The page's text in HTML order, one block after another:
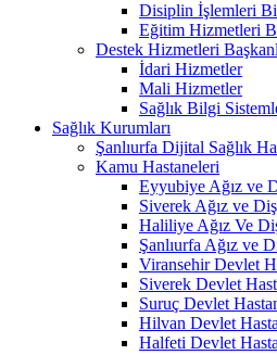
Disiplin İşlemleri
Eğitim Hizmetleri
Destek Hizmetleri
İdari Hizmetler
Mali Hizmetler
Sağlık Bilgi
Sağlık Kurumları
Şanlıurfa Dijital Sağlık
Kamu Hastaneleri
Eyyubiye Ağız ve
Siverek Ağız ve
Haliliye Ağız Ve
Şanlıurfa Ağız ve
Viransehir Devlet
Siverek Devlet
Suruç Devlet
Hilvan Devlet
Halfeti Devlet